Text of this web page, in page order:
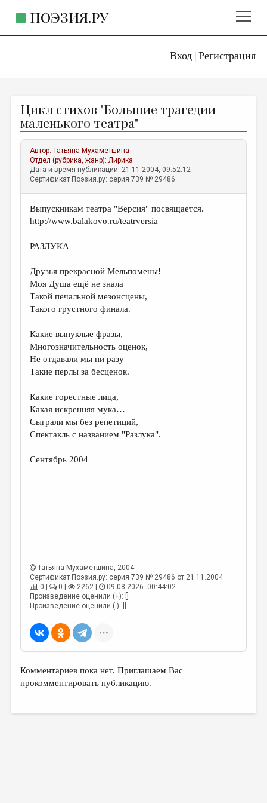
Вход| Регистрация
ПОЭЗИЯ.РУ
ЖАНРЫ
АВТОРЫ
КОММЕНТАРИИ
ЛИТСАЛОН
ПРАВИЛА САЙТА
ОТДЕЛЫ И РУБРИКИ
ДАЙДЖЕСТ
ПРОИЗВЕДЕНИЯ
КОНКУРСЫ
ДЕТСКАЯ КОМНАТА
ОБЗОР ЛИТЕРАТУРЫ
СТРАНИЦЫ ПАМЯТИ
ЛИТЕРАТУРОВЕДЕНИЕ
КУЛЬТУРОВЕДЕНИЕ
ПУБЛИЦИСТИКА
РЕЦЕНЗИРОВАНИЕ
ЦИКЛЫ ПУБЛИКАЦИЙ
ТРЕДИАКОВСКИЙ
Цикл стихов "Большие трагедии
маленького театра"
Автор:Татьяна Мухаметшина
Отдел (рубрика, жанр):Лирика
Дата и время публикации: 21.11.2004, 09:52:12
Сертификат Поэзия.ру: серия 739 № 29486
Выпускникам театра "Версия" посвящается.
http://www.balakovo.ru/teatrversia
РАЗЛУКА
Друзья прекрасной Мельпомены!
Моя Душа ещё не знала
Такой печальной мезонсцены,
Такого грустного финала.
Какие выпуклые фразы,
Многозначительность оценок,
Не отдавали мы ни разу
Такие перлы за бесценок.
Какие горестные лица,
Какая искренняя мука…
Сыграли мы без репетиций,
Спектакль с названием "Разлука".
Сентябрь 2004
Татьяна Мухаметшина, 2004
Сертификат Поэзия.ру: серия 739 № 29486 от 21.11.2004
0 |
0 | 2262 |
09.08.2026. 00:44:02
Произведение оценили (+): []
Произведение оценили (-): []
Комментариев пока нет. Приглашаем Вас
прокомментировать публикацию.